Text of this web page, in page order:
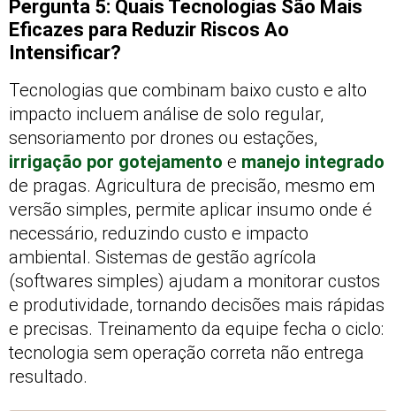
Pergunta 5: Quais Tecnologias São Mais
Eficazes para Reduzir Riscos Ao
Intensificar?
Tecnologias que combinam baixo custo e alto
impacto incluem análise de solo regular,
sensoriamento por drones ou estações,
irrigação por gotejamento e manejo integrado
de pragas. Agricultura de precisão, mesmo em
versão simples, permite aplicar insumo onde é
necessário, reduzindo custo e impacto
ambiental. Sistemas de gestão agrícola
(softwares simples) ajudam a monitorar custos
e produtividade, tornando decisões mais rápidas
e precisas. Treinamento da equipe fecha o ciclo:
tecnologia sem operação correta não entrega
resultado.